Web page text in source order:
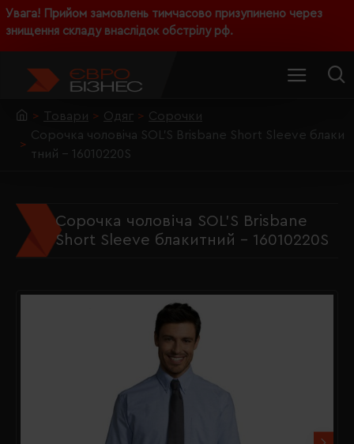
Увага! Прийом замовлень тимчасово призупинено через
знищення складу внаслідок обстрілу рф.
Товари Одяг
Сорочки
Сорочка чоловіча SOL'S Brisbane Short Sleeve блаки
тний - 16010220S
Сорочка чоловіча SOL'S Brisbane
Short Sleeve блакитний - 16010220S